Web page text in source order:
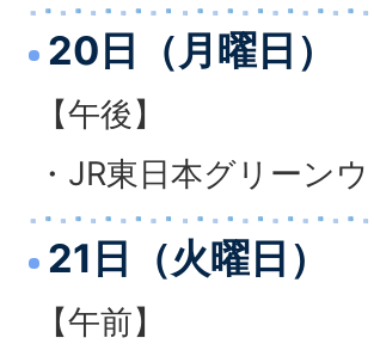
20日（月曜日）
【午後】
・JR東日本グリーン
21日（火曜日）
【午前】